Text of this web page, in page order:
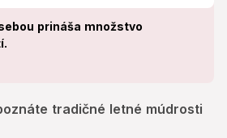
prináša množstvo
tradičné letné múdrosti